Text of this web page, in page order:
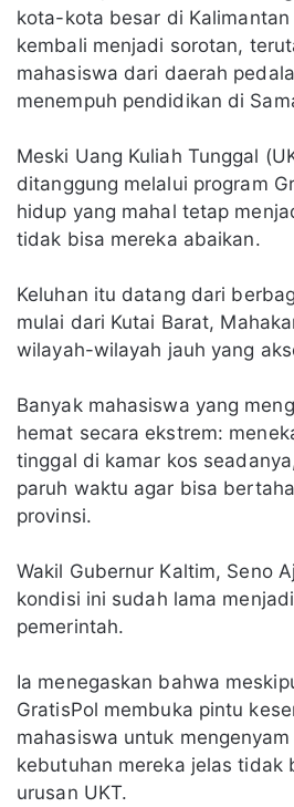
kota-kota besar di Kalimantan
kembali menjadi sorotan,
mahasiswa dari daerah
menempuh pendidikan di
Meski Uang Kuliah Tunggal
ditanggung melalui program
hidup yang mahal tetap
tidak bisa mereka abaikan.
Keluhan itu datang dari
mulai dari Kutai Barat,
wilayah-wilayah jauh yang
Banyak mahasiswa yang
hemat secara ekstrem:
tinggal di kamar kos
paruh waktu agar bisa
provinsi.
Wakil Gubernur Kaltim, Seno
kondisi ini sudah lama
pemerintah.
Ia menegaskan bahwa
GratisPol membuka pintu
mahasiswa untuk
kebutuhan mereka jelas tidak
urusan UKT.